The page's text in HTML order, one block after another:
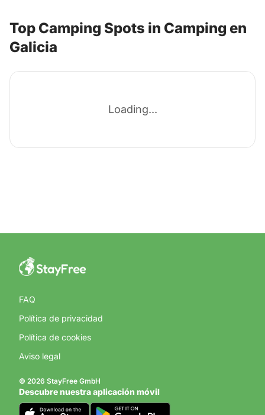
Top Camping Spots in Camping en
Galicia
Loading...
FAQ
Política de privacidad
Política de cookies
Aviso legal
© 2026 StayFree GmbH
Descubre nuestra aplicación móvil